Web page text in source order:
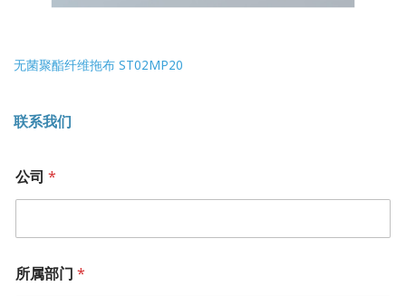
无菌聚酯纤维拖布 ST02MP20
联系我们
公司 *
所属部门 *